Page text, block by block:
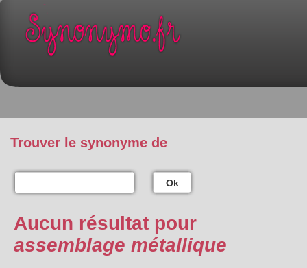
Trouver le synonyme de
Ok
Aucun résultat pour
assemblage métallique